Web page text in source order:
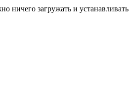
загружать и